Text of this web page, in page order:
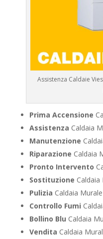
Assistenza Caldaie
Prima Accensione
Assistenza Caldaia
Manutenzione
Riparazione Caldaia
Pronto Intervento
Sostituzione Caldaia
Pulizia Caldaia
Controllo Fumi
Bollino Blu Caldaia
Vendita Caldaia